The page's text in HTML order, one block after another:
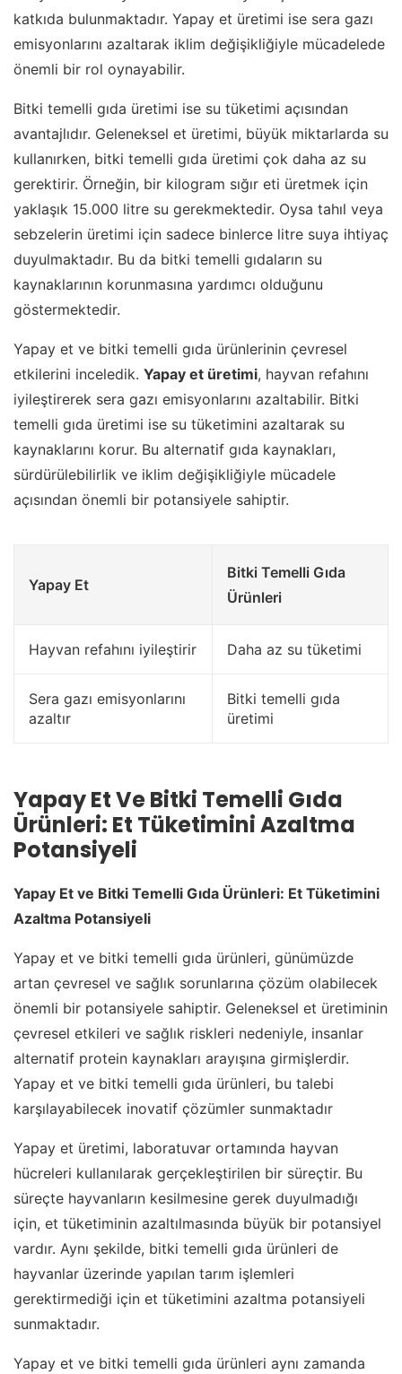
katkıda bulunmaktadır. Yapay et üretimi ise sera gazı
emisyonlarını azaltarak iklim değişikliğiyle mücadelede
önemli bir rol oynayabilir.
Bitki temelli gıda üretimi ise su tüketimi açısından
avantajlıdır. Geleneksel et üretimi, büyük miktarlarda su
kullanırken, bitki temelli gıda üretimi çok daha az su
gerektirir. Örneğin, bir kilogram sığır eti üretmek için
yaklaşık 15.000 litre su gerekmektedir. Oysa tahıl veya
sebzelerin üretimi için sadece binlerce litre suya ihtiyaç
duyulmaktadır. Bu da bitki temelli gıdaların su
kaynaklarının korunmasına yardımcı olduğunu
göstermektedir.
Yapay et ve bitki temelli gıda ürünlerinin çevresel
etkilerini inceledik. Yapay et üretimi, hayvan refahını
iyileştirerek sera gazı emisyonlarını azaltabilir. Bitki
temelli gıda üretimi ise su tüketimini azaltarak su
kaynaklarını korur. Bu alternatif gıda kaynakları,
sürdürülebilirlik ve iklim değişikliğiyle mücadele
açısından önemli bir potansiyele sahiptir.
Yapay Et
Bitki Temelli Gıda
Ürünleri
Hayvan refahını iyileştirir Daha az su tüketimi
Sera gazı emisyonlarını
azaltır
Bitki temelli gıda
üretimi
Yapay Et Ve Bitki Temelli Gıda
Ürünleri: Et Tüketimini Azaltma
Potansiyeli
Yapay Et ve Bitki Temelli Gıda Ürünleri: Et Tüketimini
Azaltma Potansiyeli
Yapay et ve bitki temelli gıda ürünleri, günümüzde
artan çevresel ve sağlık sorunlarına çözüm olabilecek
önemli bir potansiyele sahiptir. Geleneksel et üretiminin
çevresel etkileri ve sağlık riskleri nedeniyle, insanlar
alternatif protein kaynakları arayışına girmişlerdir.
Yapay et ve bitki temelli gıda ürünleri, bu talebi
karşılayabilecek inovatif çözümler sunmaktadır
Yapay et üretimi, laboratuvar ortamında hayvan
hücreleri kullanılarak gerçekleştirilen bir süreçtir. Bu
süreçte hayvanların kesilmesine gerek duyulmadığı
için, et tüketiminin azaltılmasında büyük bir potansiyel
vardır. Aynı şekilde, bitki temelli gıda ürünleri de
hayvanlar üzerinde yapılan tarım işlemleri
gerektirmediği için et tüketimini azaltma potansiyeli
sunmaktadır.
Yapay et ve bitki temelli gıda ürünleri aynı zamanda